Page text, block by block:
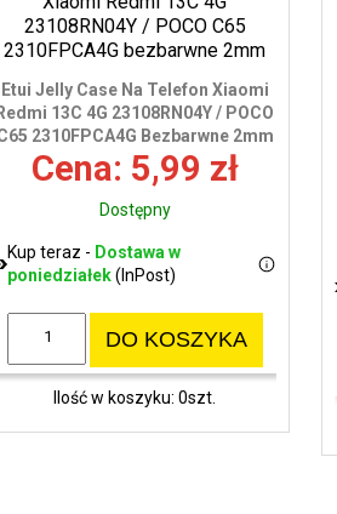
Etui Jelly Case Na Telefon Xiaomi
Redmi 13C 4G 23108RN04Y / POCO
2310FPCA4G Bezbarwne 2mm
Cena: 5,99 zł
Dostępny
Kup teraz - Dostawa w
poniedziałek(InPost)
DO KOSZYKA
Ilość w koszyku: 0szt.